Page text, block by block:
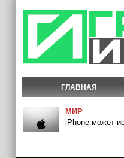
ГЛАВНАЯ
МИР
iPhone может